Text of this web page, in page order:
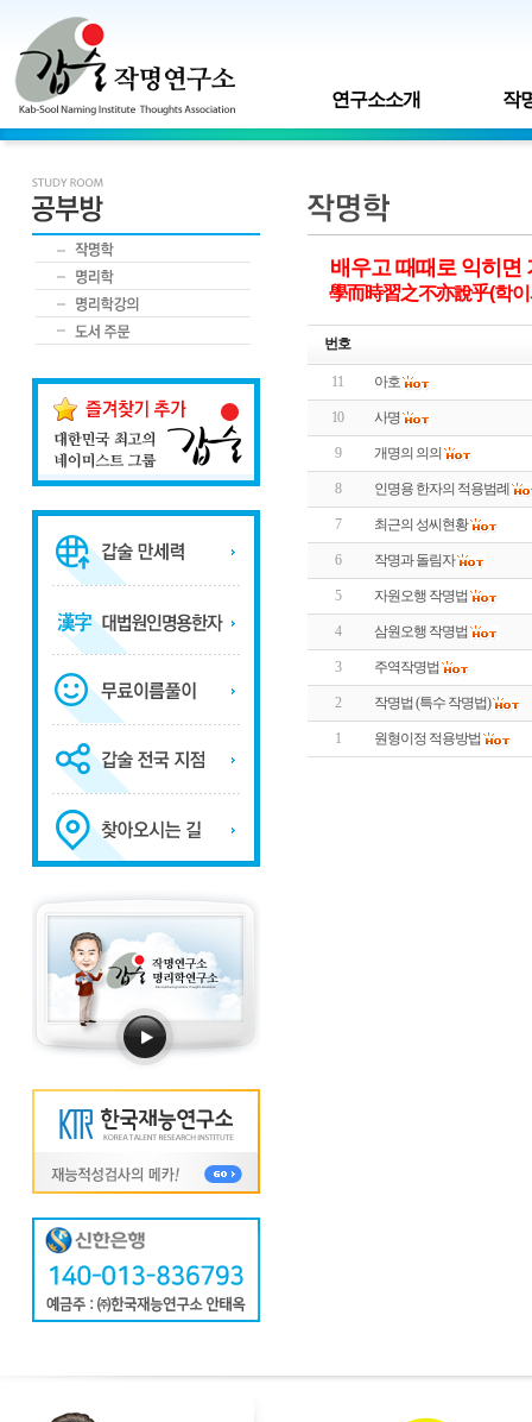
연구소소개 작
배우고 때때로 익히면
學而時習之不亦說乎(학
번호
11 아호
10 사명
9 개명의 의의
8 인명용 한자의 적용범례
7 최근의 성씨현황
6 작명과 돌림자
5 자원오행 작명법
4 삼원오행 작명법
3 주역작명법
2 작명법 (특수 작명법)
1 원형이정 적용방법